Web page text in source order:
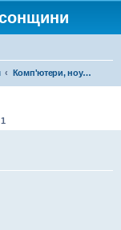
Комп'ютери, ноутбуки, комплектуючі
1